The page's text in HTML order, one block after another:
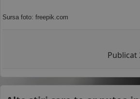
Sursa foto: freepik.com
Publicat